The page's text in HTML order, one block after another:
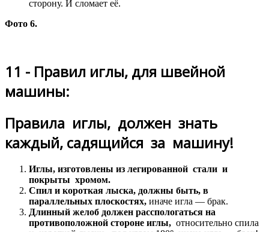
сторону. И сломает её.
Фото 6.
11 - Правил иглы, для швейной
машины:
Правила иглы, должен знать
каждый, садящийся за машину!
Иглы, изготовлены из легированной стали и
покрыты хромом.
Спил и короткая лыска, должны быть, в
параллельных плоскостях, иначе игла — брак.
Длинный желоб должен расспологаться на
противоположной стороне иглы, относительно спила